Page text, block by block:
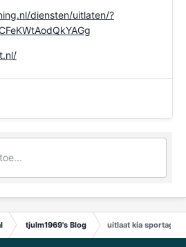
diensten/uitlaten/?
tjulm1969's Blog uitlaat kia sportage